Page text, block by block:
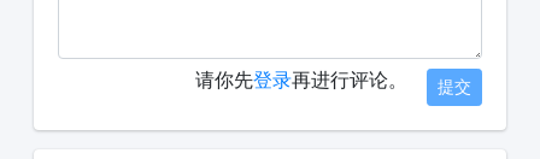
请你先登录再进行评论。 提交